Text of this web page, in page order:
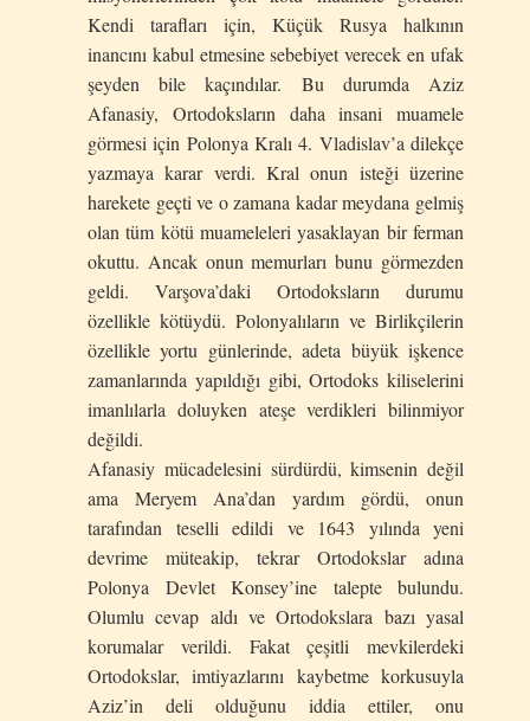
Kendi tarafları için, Küçük Rusya halkının
inancını kabul etmesine sebebiyet verecek en ufak
şeyden bile kaçındılar. Bu durumda Aziz
Afanasiy, Ortodoksların daha insani muamele
görmesi için Polonya Kralı 4. Vladislav’a dilekçe
yazmaya karar verdi. Kral onun isteği üzerine
harekete geçti ve o zamana kadar meydana gelmiş
olan tüm kötü muameleleri yasaklayan bir ferman
okuttu. Ancak onun memurları bunu görmezden
geldi. Varşova’daki Ortodoksların durumu
özellikle kötüydü. Polonyalıların ve Birlikçilerin
özellikle yortu günlerinde, adeta büyük işkence
zamanlarında yapıldığı gibi, Ortodoks kiliselerini
imanlılarla doluyken ateşe verdikleri bilinmiyor
değildi.
Afanasiy mücadelesini sürdürdü, kimsenin değil
ama Meryem Ana’dan yardım gördü, onun
tarafından teselli edildi ve 1643 yılında yeni
devrime müteakip, tekrar Ortodokslar adına
Polonya Devlet Konsey’ine talepte bulundu.
Olumlu cevap aldı ve Ortodokslara bazı yasal
korumalar verildi. Fakat çeşitli mevkilerdeki
Ortodokslar, imtiyazlarını kaybetme korkusuyla
Aziz’in deli olduğunu iddia ettiler, onu